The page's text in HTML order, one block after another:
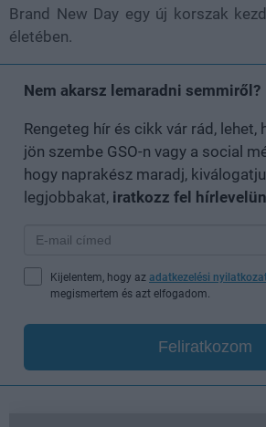
Brand New Day egy új korszak
életében.
Nem akarsz lemaradni semmiről?
Rengeteg hír és cikk vár rád, lehet,
jön szembe GSO-n vagy a social
hogy naprakész maradj,
legjobbakat, iratkozz fel
Kijelentem, hogy az adatkezelési
megismertem és azt elfogadom.
Feliratkozom